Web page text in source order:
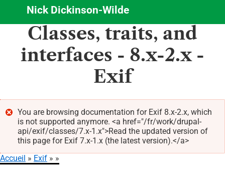
Aller
contenu
principal
Nick Dickinson-Wilde
Classes, traits, and
interfaces - 8.x-2.x -
Exif
Message
d'erreur
You are browsing documentation for Exif 8.x-2.x, which
is not supported anymore. <a href="/fr/work/drupal-
api/exif/classes/7.x-1.x">Read the updated version of
this page for Exif 7.x-1.x (the latest version).</a>
Accueil Exif